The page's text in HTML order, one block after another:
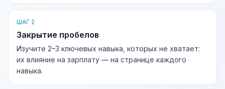
ШАГ 2
Закрытие пробелов
Изучите 2–3 ключевых навыка, которых не хватает:
их влияние на зарплату — на странице каждого
навыка.